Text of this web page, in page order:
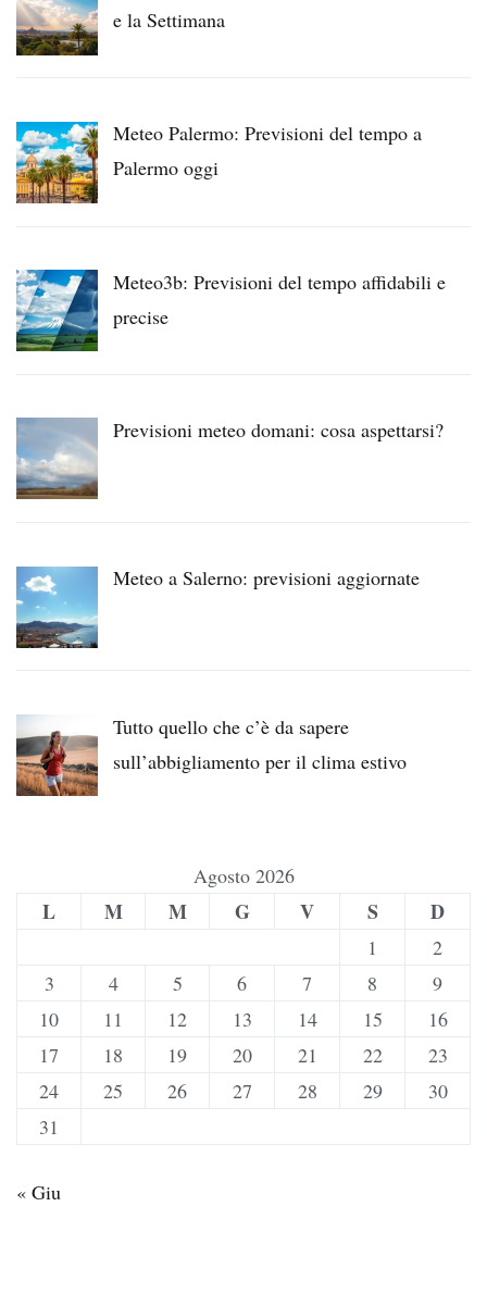
e la Settimana
Meteo Palermo: Previsioni del tempo a
Palermo oggi
Meteo3b: Previsioni del tempo affidabili e
precise
Previsioni meteo domani: cosa aspettarsi?
Meteo a Salerno: previsioni aggiornate
Tutto quello che c’è da sapere
sull’abbigliamento per il clima estivo
Agosto 2026
L M M G V S D
1
2
3
4 5 6 7 8
9
10
11 12 13 14 15
16
17
18 19 20 21 22
23
24
25 26 27 28 29
30
31
« Giu